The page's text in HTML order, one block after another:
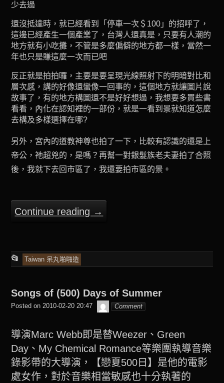
少去過
還沒抵達時，就已經看到「停車一次＄100」的招呼了，
這邊已經產生一個產業了，台灣人還真是，只要有人潮的
地方就有小吃攤，不管是多麼偏僻的地方都一樣，當然一
年也只是賺這麼一次而已吧
反正就是拍拍囉，主要是要呈現光線照射下的明暗對比和
層次感，講的好像還蠻像一回事的，這個地方就讓圖片說
故事了，有的地方構圖還不是好好想過，我想要多買些書
看看，內化在認知裡的一部份，就是一看到景就知道怎麼
去構及多樣選擇在哪?
另外，宮內的道教神尊也拍了一下，比較有認識的還是上
帝公，祂超兇的，是嗎？再幫一對銀髮族老夫妻拍了合照
後，我就下去回市區了，我還要拍市區的景。
Continue reading →
📂
This
posted
Taiwan 呆丸啪啪造
Songs of (500) Days of Summer
Posted on 2010-02-20 20:47 beagle2001_tw
Comment
導演Marc Webb即是替Weezer、Green
Day、My Chemical Romance等樂團執導音樂
錄影帶的大導演，【戀夏500日】是他的電影
處女作，對於音樂相當敏感也十分執著的